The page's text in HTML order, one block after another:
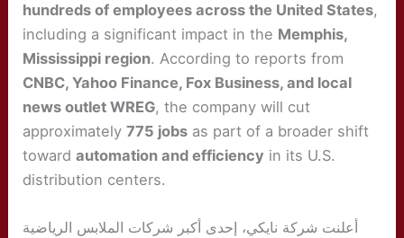
hundreds of employees across the United States,
including a significant impact in the Memphis,
Mississippi region. According to reports from
CNBC, Yahoo Finance, Fox Business, and local
news outlet WREG, the company will cut
approximately775 jobs as part of a broader shift
towardautomation and efficiency in its U.S.
distribution centers.
أعلنت شركة نايكي، إحدى أكبر شركات الملابس الرياضية